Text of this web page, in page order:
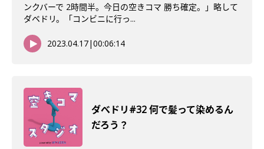
ンクバーで 2時間半。今日の空きコマ 勝ち確定。」略して
ダベドリ。「コンビニに行っ...
2023.04.17|00:06:14
ダべドリ#32 何で髪って染めるん
だろう？